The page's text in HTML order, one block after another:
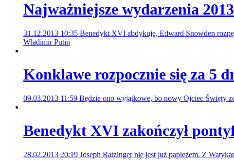
Najważniejsze wydarzenia
31.12.2013 10:35 Benedykt XVI abdykuje, Edward Snowden
Władimir Putin
Konklawe rozpocznie się za 5
09.03.2013 11:59 Będzie ono wyjątkowe, bo nowy Ojciec Święty
Benedykt XVI zakończył
28.02.2013 20:19 Joseph Ratzinger nie jest już papieżem. Z